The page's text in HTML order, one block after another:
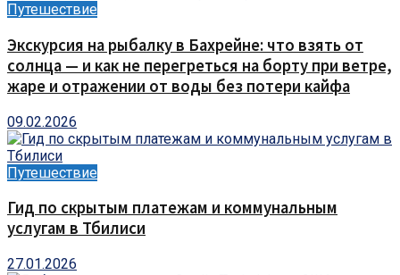
Путешествие
Экскурсия на рыбалку в Бахрейне: что взять от
солнца — и как не перегреться на борту при ветре,
жаре и отражении от воды без потери кайфа
09.02.2026
Путешествие
Гид по скрытым платежам и коммунальным
услугам в Тбилиси
27.01.2026